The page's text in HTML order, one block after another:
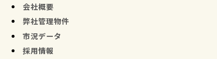
会社概要
弊社管理物件
市況データ
採用情報